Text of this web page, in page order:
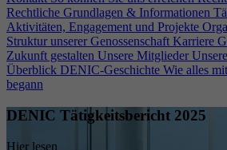
Rechtliche Grundlagen & Informationen
Aktivitäten, Engagement und Projekte
Struktur unserer Genossenschaft Karriere
Zukunft gestalten Unsere Mitglieder
Überblick DENIC-Geschichte Wie alles
begann
DENIC Tätigkeitsbericht 2025
Hier lesen